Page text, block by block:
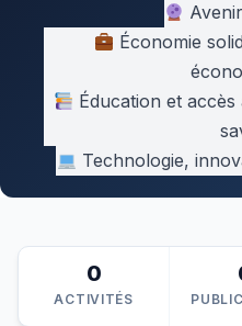
Économie
Éducation et
Technologie,
0
ACTIVITÉS